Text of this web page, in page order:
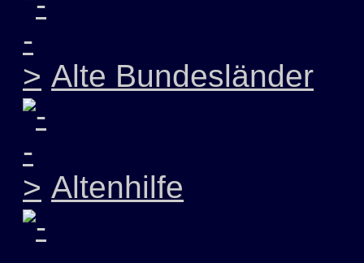
Alte Bundesländer
Altenhilfe